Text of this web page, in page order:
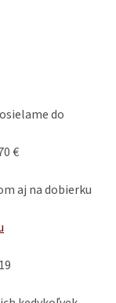
do
€
aj na dobierku